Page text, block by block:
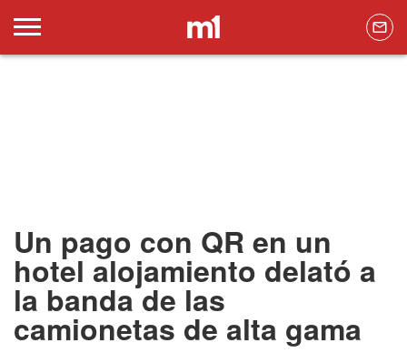
Un pago con QR en un
hotel alojamiento delató a
la banda de las
camionetas de alta gama